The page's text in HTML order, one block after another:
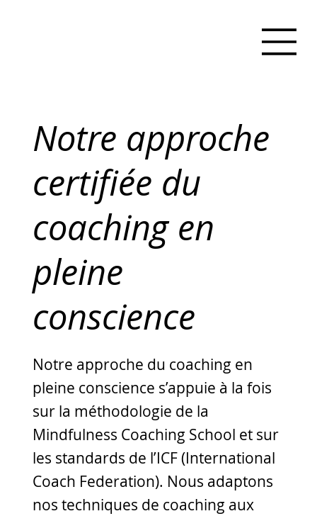
Notre approche
certifiée du
coaching en
pleine
conscience
Notre approche du coaching en
pleine conscience s’appuie à la fois
sur la méthodologie de la
Mindfulness Coaching School et sur
les standards de l’ICF (International
Coach Federation). Nous adaptons
nos techniques de coaching aux